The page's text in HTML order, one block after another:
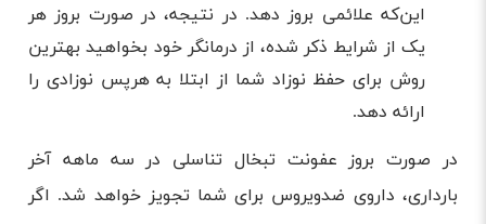
این‌که علائمی بروز دهد. در نتیجه، در صورت بروز هر
یک از شرایط ذکر شده، از درمانگر خود بخواهید بهترین
روش برای حفظ نوزاد شما از ابتلا به هرپس نوزادی را
ارائه دهد.
در صورت بروز عفونت تبخال تناسلی در سه ماهه آخر
بارداری، داروی ضدویروس برای شما تجویز خواهد شد. اگر